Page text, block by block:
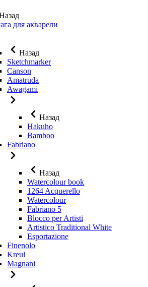
для акварели
Назад
Sketchmarker
Canson
Amatruda
Awagami
Назад
Hakuho
Bamboo
Fabriano
Назад
Watercolour book
1264 Acquerello
Watercolour
Fabriano 5
Blocco per Artisti
Artistico Traditional White
Esportazione
Finenolo
Kreul
Magnani